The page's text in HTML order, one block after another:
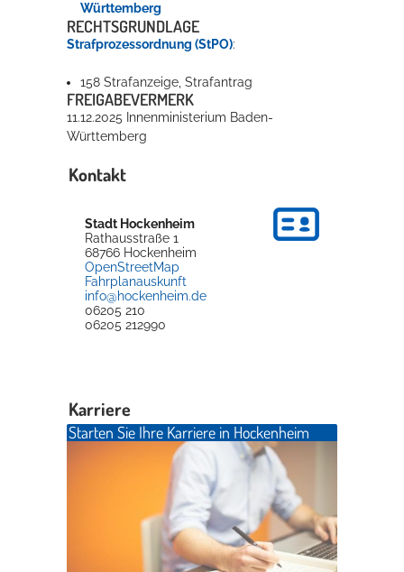
Württemberg
RECHTSGRUNDLAGE
Strafprozessordnung (StPO):
158 Strafanzeige, Strafantrag
FREIGABEVERMERK
11.12.2025 Innenministerium Baden-
Württemberg
Kontakt
Stadt Hockenheim
Rathausstraße 1
68766 Hockenheim
OpenStreetMap
Fahrplanauskunft
info@hockenheim.de
06205 210
06205 212990
Karriere
Starten Sie Ihre Karriere in Hockenheim